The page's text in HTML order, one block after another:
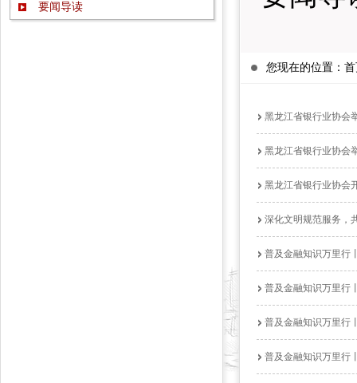
要闻导读
您现在的位置：
黑龙江省银行业协会
黑龙江省银行业协会
黑龙江省银行业协会
深化文明规范服务，
普及金融知识万里行
普及金融知识万里行
普及金融知识万里行
普及金融知识万里行